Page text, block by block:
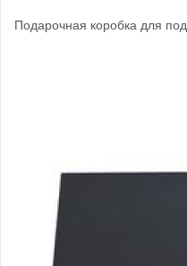
Подарочная коробка для